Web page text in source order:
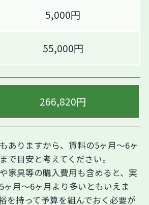
5,000円
55,000円
266,820円
ありますから、賃料の5ヶ月～6ヶ
で目安と考えてください。
家具等の購入費用も含めると、実
ヶ月～6ヶ月より多いともいえま
を持って予算を組んでおく必要が